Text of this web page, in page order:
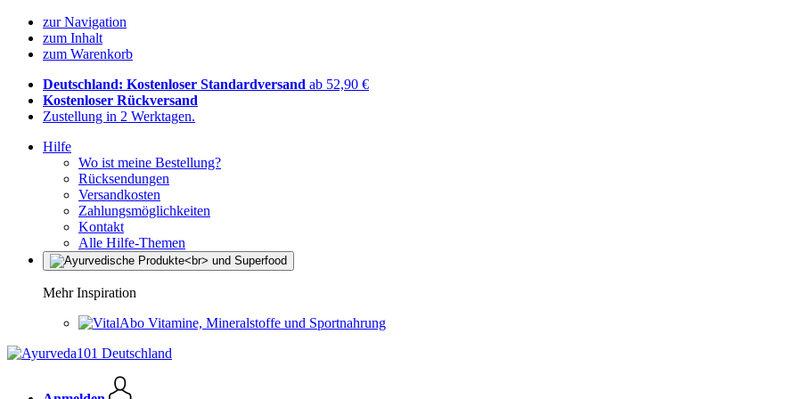
zur Navigation
zum Inhalt
zum Warenkorb
Deutschland: Kostenloser Standardversand ab 52,90 €
Kostenloser Rückversand
Zustellung in 2 Werktagen.
Hilfe
Wo ist meine Bestellung?
Rücksendungen
Versandkosten
Zahlungsmöglichkeiten
Kontakt
Alle Hilfe-Themen
Mehr Inspiration
Vitamine, Mineralstoffe und Sportnahrung